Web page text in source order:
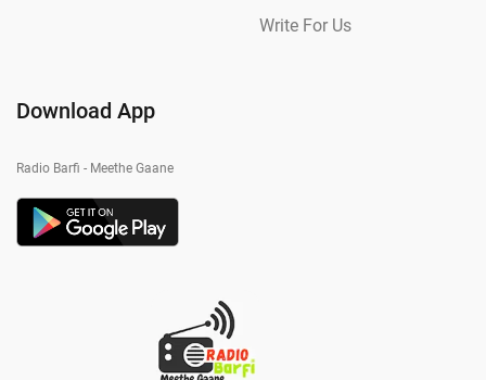
Write For Us
Download App
Radio Barfi - Meethe Gaane